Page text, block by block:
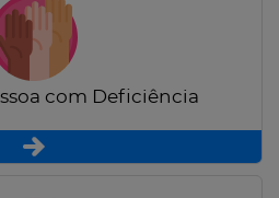
com Deficiência